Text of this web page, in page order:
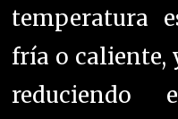
temperatura
fría o caliente,
reduciendo